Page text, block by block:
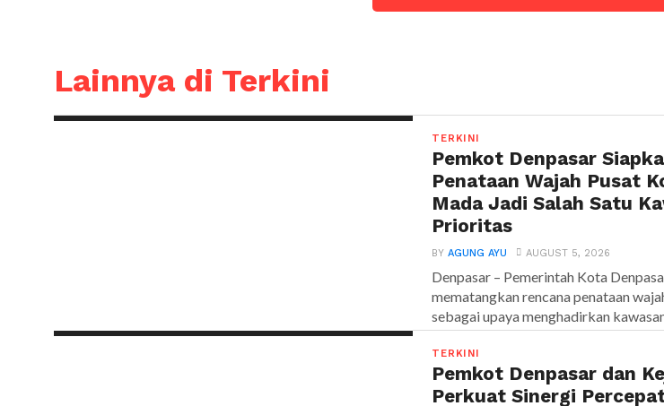
Lainnya di Terkini
TERKINI
Pemkot Denpasar
Penataan Wajah Pusat
Mada Jadi Salah Satu
Prioritas
BYAGUNG AYU AUGUST 5, 2026
Denpasar – Pemerintah Kota
mematangkan rencana penataan
sebagai upaya menghadirkan
TERKINI
Pemkot Denpasar dan
Perkuat Sinergi